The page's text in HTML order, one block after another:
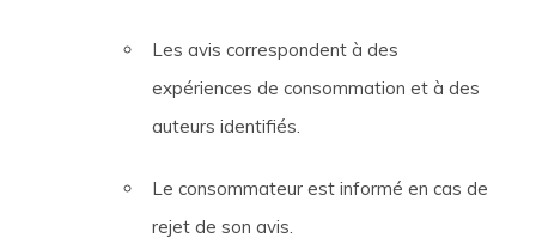
Les avis correspondent à des
expériences de consommation et à des
auteurs identifiés.
Le consommateur est informé en cas de
rejet de son avis.